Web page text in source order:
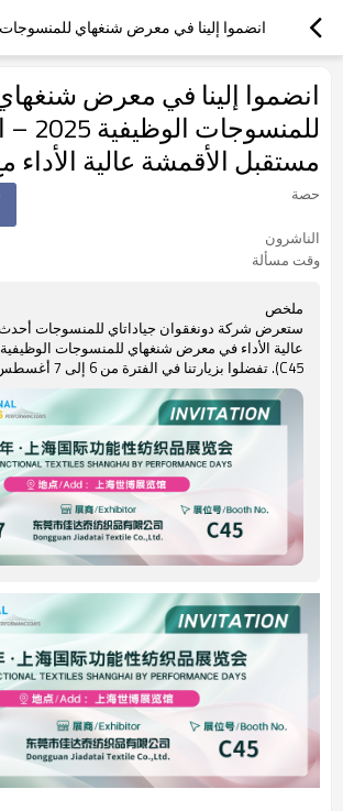
انضموا إلينا في معرض
مستقبل الأقمشة عالية الأداء
حصة
الناشرون
وقت مسألة
ملخص
ستعرض شركة دونغقوان جياداتاي للمنسوجات
C45). تفضلوا بزيارتنا في الفترة من 6 إلى 7 أغسطس.